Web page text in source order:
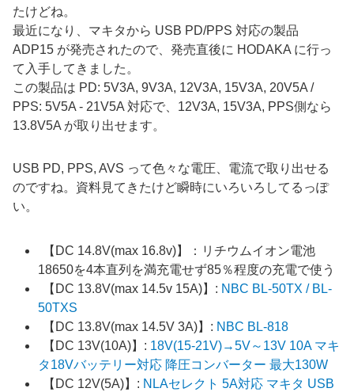
たけどね。
最近になり、マキタから USB PD/PPS 対応の製品
ADP15 が発売されたので、発売直後に HODAKA に行っ
て入手してきました。
この製品は PD: 5V3A, 9V3A, 12V3A, 15V3A, 20V5A /
PPS: 5V5A - 21V5A 対応で、12V3A, 15V3A, PPS側なら
13.8V5A が取り出せます。
USB PD, PPS, AVS って色々な電圧、電流で取り出せる
のですね。資料見てきたけど瞬時にいろいろしてるっぽ
い。
【DC 14.8V(max 16.8v)】：リチウムイオン電池
18650を4本直列を満充電せず85％程度の充電で使う
【DC 13.8V(max 14.5v 15A)】: NBC BL-50TX / BL-
50TXS
【DC 13.8V(max 14.5V 3A)】: NBC BL-818
【DC 13V(10A)】: 18V(15-21V)→5V～13V 10A マキ
タ18Vバッテリー対応 降圧コンバーター 最大130W
【DC 12V(5A)】: NLAセレクト 5A対応 マキタ USB